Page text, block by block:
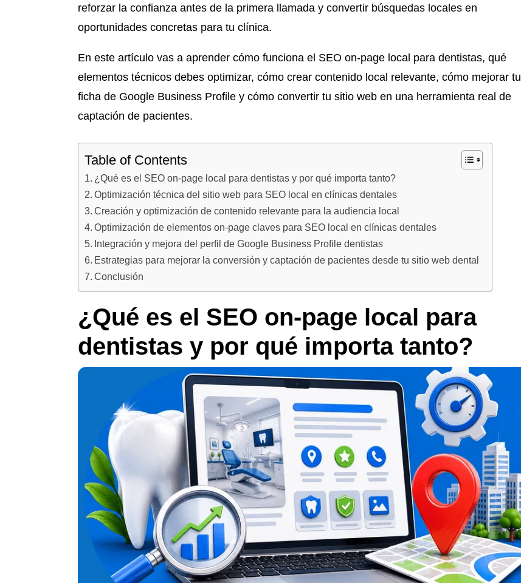
reforzar la confianza antes de la primera llamada y convertir búsquedas locales en
oportunidades concretas para tu clínica.
En este artículo vas a aprender cómo funciona el SEO on-page local para dentistas, qué
elementos técnicos debes optimizar, cómo crear contenido local relevante, cómo mejorar tu
ficha de Google Business Profile y cómo convertir tu sitio web en una herramienta real de
captación de pacientes.
Table of Contents
¿Qué es el SEO on-page local para dentistas y por qué importa tanto?
Optimización técnica del sitio web para SEO local en clínicas dentales
Creación y optimización de contenido relevante para la audiencia local
Optimización de elementos on-page claves para SEO local en clínicas dentales
Integración y mejora del perfil de Google Business Profile dentistas
Estrategias para mejorar la conversión y captación de pacientes desde tu sitio web dental
Conclusión
¿Qué es el SEO on-page local para
dentistas y por qué importa tanto?